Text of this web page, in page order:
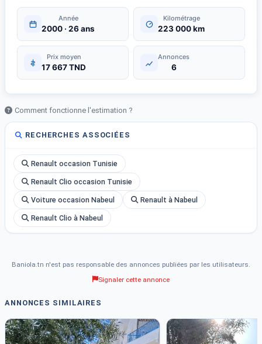
Année
2000 · 26 ans
Kilométrage
223 000 km
Prix moyen
17 667 TND
Annonces
6
Comment fonctionne l'estimation ?
RECHERCHES ASSOCIÉES
Renault occasion Tunisie
Renault Clio occasion Tunisie
Voiture occasion Nabeul Renault à Nabeul
Renault Clio à Nabeul
Baniola.tn n'est pas responsable des annonces publiées par les utilisateurs.
Signaler cette annonce
ANNONCES SIMILAIRES